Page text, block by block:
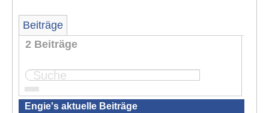
Beiträge
2 Beiträge
Engie's aktuelle Beiträge